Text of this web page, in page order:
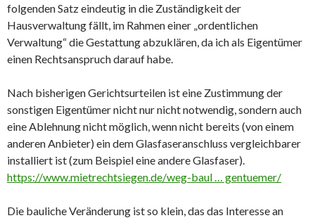
folgenden Satz eindeutig in die Zuständigkeit der
Hausverwaltung fällt, im Rahmen einer „ordentlichen
Verwaltung“ die Gestattung abzuklären, da ich als Eigentümer
einen Rechtsanspruch darauf habe.
Nach bisherigen Gerichtsurteilen ist eine Zustimmung der
sonstigen Eigentümer nicht nur nicht notwendig, sondern auch
eine Ablehnung nicht möglich, wenn nicht bereits (von einem
anderen Anbieter) ein dem Glasfaseranschluss vergleichbarer
installiert ist (zum Beispiel eine andere Glasfaser).
https://www.mietrechtsiegen.de/weg-baul … gentuemer/
Die bauliche Veränderung ist so klein, das das Interesse an